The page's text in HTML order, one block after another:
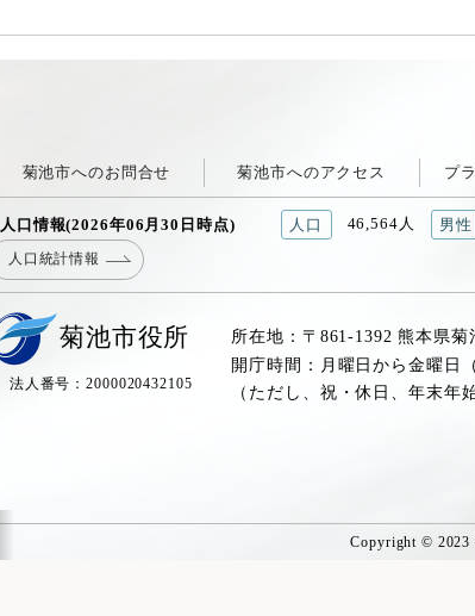
菊池市へのお問合せ 菊池市へのアクセス プ
人口情報(2026年06月30日時点) 人口 46,564人 男性
人口統計情報
菊池市役所
法人番号：2000020432105
所在地：〒861-1392 熊本県菊
開庁時間：月曜日から金曜日
（ただし、祝・休日、年末年
Copyright © 2023